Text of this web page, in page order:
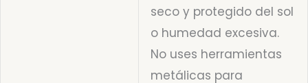
seco y protegido del sol
o humedad excesiva.
No uses herramientas
metálicas para